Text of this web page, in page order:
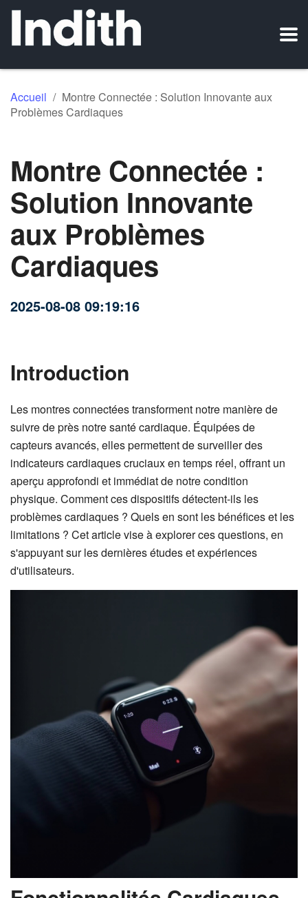
Accueil / Montre Connectée : Solution Innovante aux
Problèmes Cardiaques
Montre Connectée :
Solution Innovante
aux Problèmes
Cardiaques
2025-08-08 09:19:16
Introduction
Les montres connectées transforment notre manière de
suivre de près notre santé cardiaque. Équipées de
capteurs avancés, elles permettent de surveiller des
indicateurs cardiaques cruciaux en temps réel, offrant un
aperçu approfondi et immédiat de notre condition
physique. Comment ces dispositifs détectent-ils les
problèmes cardiaques ? Quels en sont les bénéfices et les
limitations ? Cet article vise à explorer ces questions, en
s'appuyant sur les dernières études et expériences
d'utilisateurs.